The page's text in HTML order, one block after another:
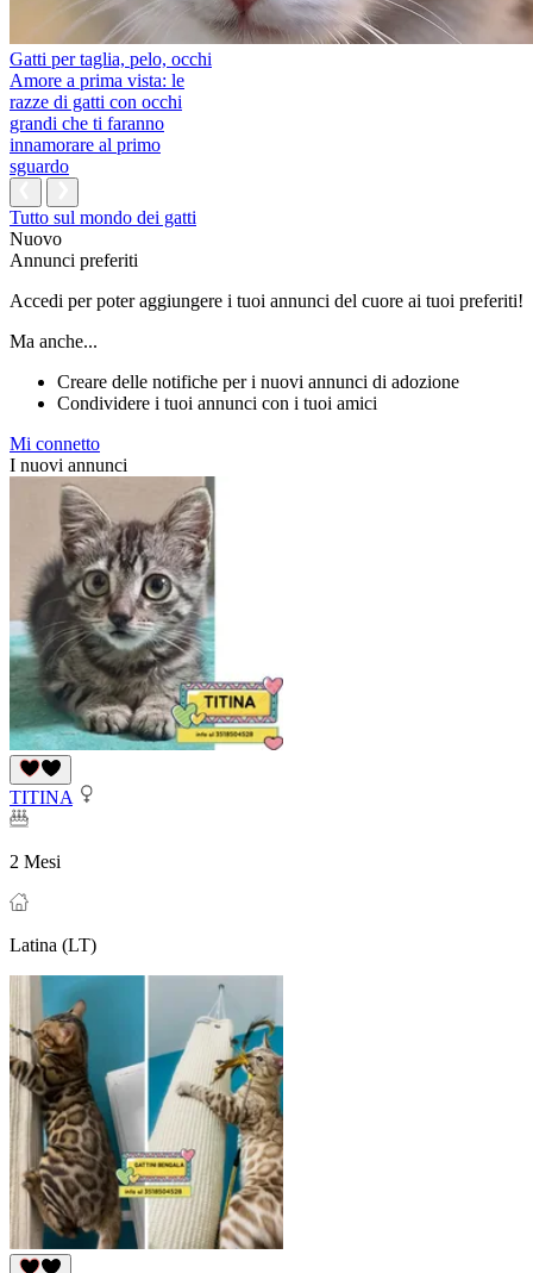
Gatti per taglia, pelo, occhi
Amore a prima vista: le
razze di gatti con occhi
grandi che ti faranno
innamorare al primo
sguardo
Tutto sul mondo dei gatti
Nuovo
Annunci preferiti
Accedi per poter aggiungere i tuoi annunci del cuore ai tuoi preferiti!
Ma anche...
Creare delle notifiche per i nuovi annunci di adozione
Condividere i tuoi annunci con i tuoi amici
Mi connetto
I nuovi annunci
TITINA
2 Mesi
Latina (LT)